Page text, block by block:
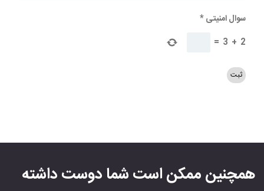
سوال امنیتی*
2
+
3
=
همچنین ممکن است شما دوست داشته